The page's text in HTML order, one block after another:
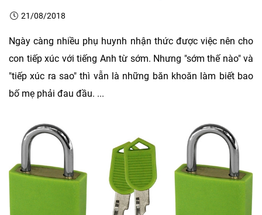
21/08/2018
Ngày càng nhiều phụ huynh nhận thức được việc nên cho
con tiếp xúc với tiếng Anh từ sớm. Nhưng "sớm thế nào" và
"tiếp xúc ra sao" thì vẫn là những băn khoăn làm biết bao
bố mẹ phải đau đầu. ...